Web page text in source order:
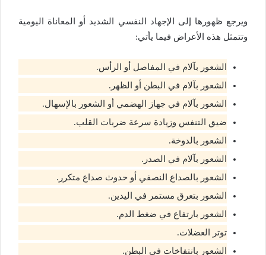
ويرجع ظهورها إلى الإجهاد النفسي الشديد أو المعاناة اليومية
وتتمثل هذه الأعراض فيما يأتي:
الشعور بآلام في المفاصل أو الرأس.
الشعور بآلام في البطن أو الظهر.
الشعور بآلام في جهاز الهضمي أو الشعور بالإسهال.
ضيق التنفس وزيادة سرعة ضربات القلب.
الشعور بالدوخة.
الشعور بآلام في الصدر.
الشعور بالصداع النصفي أو حدوث صداع متكرر.
الشعور بتعرق مستمر في اليدين.
الشعور بارتفاع في ضغط الدم.
توتر العضلات.
الشعور بانتفاخات في البطن.